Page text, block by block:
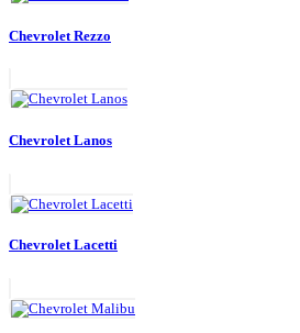
Chevrolet Rezzo
Chevrolet Lanos
Chevrolet Lacetti